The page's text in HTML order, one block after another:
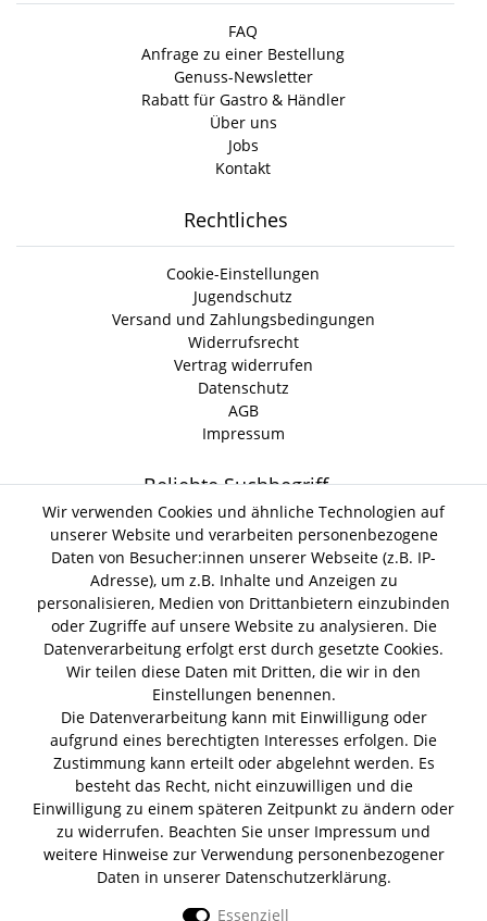
FAQ
Anfrage zu einer Bestellung
Genuss-Newsletter
Rabatt für Gastro & Händler
Über uns
Jobs
Kontakt
Rechtliches
Cookie-Einstellungen
Jugendschutz
Versand und Zahlungsbedingungen
Widerrufsrecht
Vertrag widerrufen
Datenschutz
AGB
Impressum
Beliebte Suchbegriff
Gin Tonic Kokoswasser Lind Lime GinMonkey 47 Gin
Erdnussöl Alpako Gin Isle of Harris GinThomas
Henry Hendrick s Gin Gin Tasting BoxSan Marzano
Tomaten Boar Gin Summer GinAlbaöl Tartufi Pralinen
Fever Tree 1724 TonicFentimans Tonic
Lagerverkauf
Lifestyle & Genuss Abhollager
Wolfenerstr. 32-34
Tor 1 I Haus B I 1. OG
12681 Berlin
Unsere Zahlungsarten
Wir verwenden Cookies und ähnliche Technologien auf
unserer Website und verarbeiten personenbezogene
Daten von Besucher:innen unserer Webseite (z.B. IP-
Adresse), um z.B. Inhalte und Anzeigen zu
personalisieren, Medien von Drittanbietern einzubinden
oder Zugriffe auf unsere Website zu analysieren. Die
Datenverarbeitung erfolgt erst durch gesetzte Cookies.
Wir teilen diese Daten mit Dritten, die wir in den
Einstellungen benennen.
Die Datenverarbeitung kann mit Einwilligung oder
aufgrund eines berechtigten Interesses erfolgen. Die
Zustimmung kann erteilt oder abgelehnt werden. Es
besteht das Recht, nicht einzuwilligen und die
Einwilligung zu einem späteren Zeitpunkt zu ändern oder
zu widerrufen. Beachten Sie unser Impressum und
weitere Hinweise zur Verwendung personenbezogener
Daten in unserer Daten­schutz­erklärung.
Essenziell